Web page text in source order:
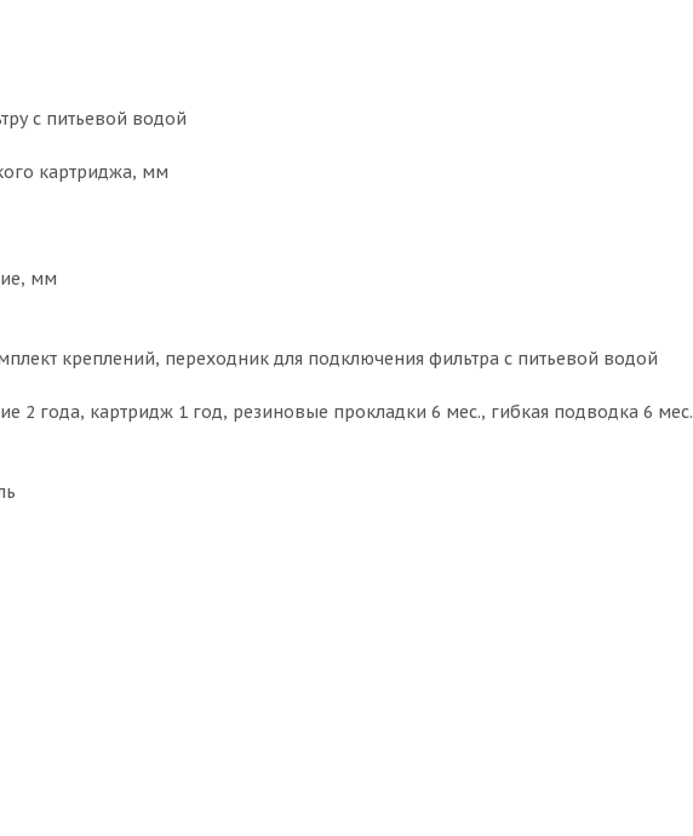
с питьевой водой
картриджа, мм
мм
креплений, переходник для подключения фильтра с питьевой водой
2 года, картридж 1 год, резиновые прокладки 6 мес., гибкая подводка 6 мес.